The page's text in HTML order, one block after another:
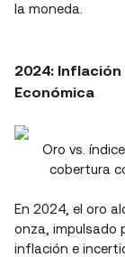
la moneda.
2024:
Económica
Oro vs.
cobertura
En 2024, el oro
onza, impulsado
inflación e